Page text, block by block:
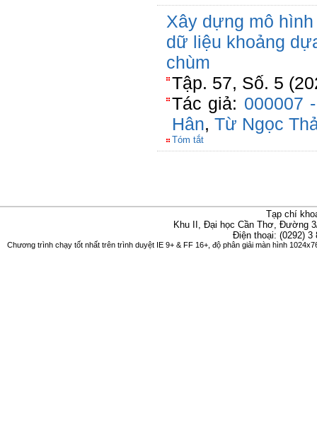
Xây dựng mô
dữ liệu khoảng
chùm
Tập. 57, Số. 5
Tác giả: 000007
Hân, Từ Ngọc
Tóm tắt
Tạp chí
Khu II, Đại học Cần Thơ, Đường
Điện thoại: (0292)
Chương trình chạy tốt nhất trên trình duyệt IE 9+ & FF 16+, độ phân giải màn hình